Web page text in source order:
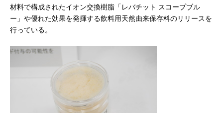
材料で構成されたイオン交換樹脂「レバチット スコープブル
ー」や優れた効果を発揮する飲料用天然由来保存料のリリースを
行っている。